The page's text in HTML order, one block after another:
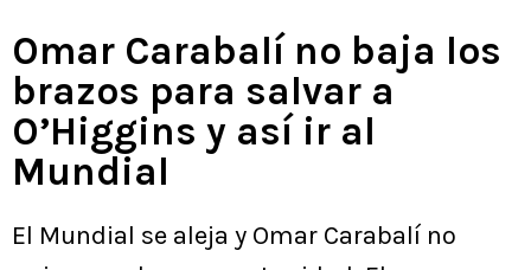
Omar Carabalí no baja los
brazos para salvar a
O’Higgins y así ir al
Mundial
El Mundial se aleja y Omar Carabalí no